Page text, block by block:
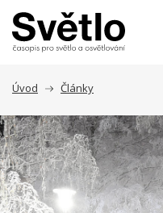
Úvod Články